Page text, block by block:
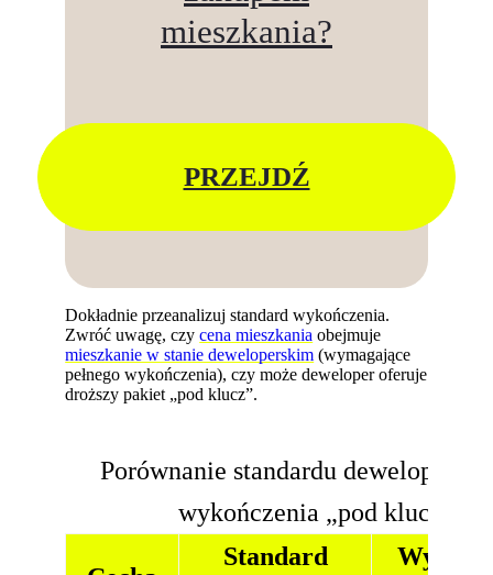
mieszkania?
PRZEJDŹ
Dokładnie przeanalizuj standard wykończenia.
Zwróć uwagę, czycena mieszkania obejmuje
mieszkanie w stanie deweloperskim (wymagające
pełnego wykończenia), czy może deweloper oferuje
droższy pakiet „pod klucz”.
Porównanie standardu
wykończenia „pod klucz”.
Standard